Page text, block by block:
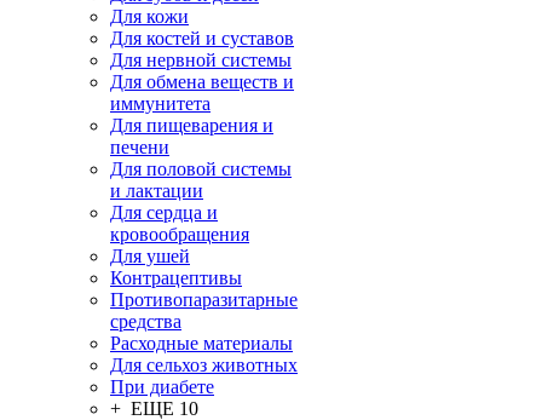
Для кожи
Для костей и суставов
Для нервной системы
Для обмена веществ и
иммунитета
Для пищеварения и
печени
Для половой системы
и лактации
Для сердца и
кровообращения
Для ушей
Контрацептивы
Противопаразитарные
средства
Расходные материалы
Для сельхоз животных
При диабете
+ ЕЩЕ 10